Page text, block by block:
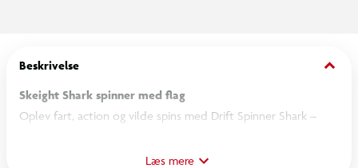
Beskrivelse keyboard_arrow_down
Skeight Shark spinner med flag
Oplev fart, action og vilde spins med Drift Spinner Shark –
Denne seje model er designet til børn fra 6 år og opefter og
Læs mere